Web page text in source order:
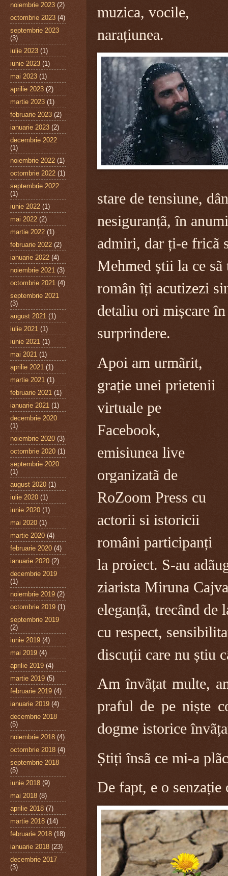
muzica, vocile,
narațiunea.
stare de tensiune,
nesiguranțã, în
admiri, dar ți-e fricã
Mehmed știi la ce
român îți acutizezi
detaliu ori mișcare
surprindere.
Apoi am urmãrit,
grație unei prietenii
virtuale pe
Facebook,
emisiunea live
organizatã de
RoZoom Press cu
actorii si istoricii
români participanți
la proiect. S-au
ziarista Miruna
eleganțã, trecând de
cu respect,
discuții care nu știu
Am învãțat multe,
praful de pe niște
dogme istorice
Știți însã ce mi-a
De fapt, e o senzație
noiembrie 2023 (2)
octombrie 2023 (4)
septembrie 2023
(3)
iulie 2023 (1)
iunie 2023 (1)
mai 2023 (1)
aprilie 2023 (2)
martie 2023 (1)
februarie 2023 (2)
ianuarie 2023 (2)
decembrie 2022
(1)
noiembrie 2022 (1)
octombrie 2022 (1)
septembrie 2022
(1)
iunie 2022 (1)
mai 2022 (2)
martie 2022 (1)
februarie 2022 (2)
ianuarie 2022 (4)
noiembrie 2021 (3)
octombrie 2021 (4)
septembrie 2021
(3)
august 2021 (1)
iulie 2021 (1)
iunie 2021 (1)
mai 2021 (1)
aprilie 2021 (1)
martie 2021 (1)
februarie 2021 (1)
ianuarie 2021 (1)
decembrie 2020
(1)
noiembrie 2020 (3)
octombrie 2020 (1)
septembrie 2020
(1)
august 2020 (1)
iulie 2020 (1)
iunie 2020 (1)
mai 2020 (1)
martie 2020 (4)
februarie 2020 (4)
ianuarie 2020 (2)
decembrie 2019
(1)
noiembrie 2019 (2)
octombrie 2019 (1)
septembrie 2019
(2)
iunie 2019 (4)
mai 2019 (4)
aprilie 2019 (4)
martie 2019 (5)
februarie 2019 (4)
ianuarie 2019 (4)
decembrie 2018
(5)
noiembrie 2018 (4)
octombrie 2018 (4)
septembrie 2018
(5)
iunie 2018 (9)
mai 2018 (8)
aprilie 2018 (7)
martie 2018 (14)
februarie 2018 (18)
ianuarie 2018 (23)
decembrie 2017
(3)